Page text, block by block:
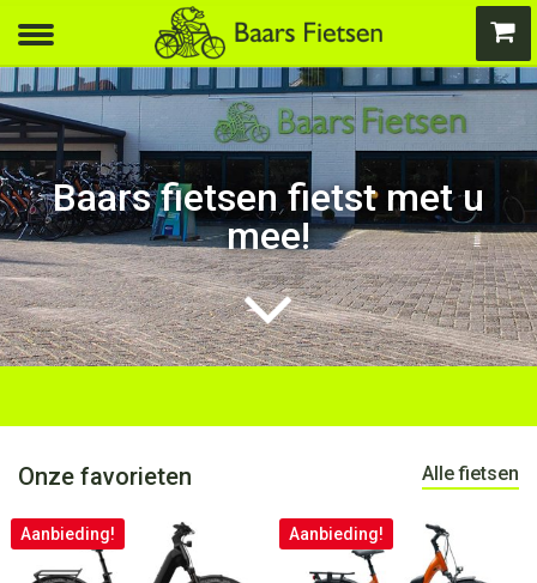
Baars fietsen fietst met u
mee!
Onze favorieten Alle fietsen
Aanbieding! Aanbieding!